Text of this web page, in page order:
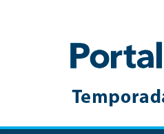
Toda
información
cruceros